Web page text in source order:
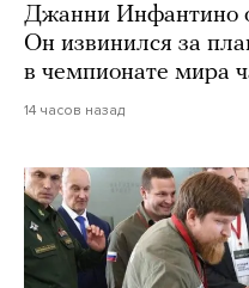
Джанни Инфантино
Он извинился за
в чемпионате мира
14 часов назад